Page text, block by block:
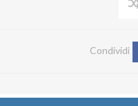
Condividi